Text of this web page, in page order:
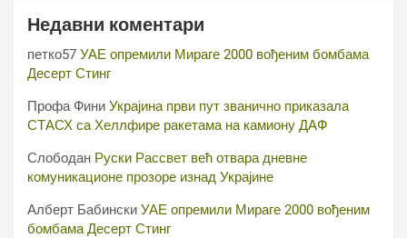
Недавни коментари
петко57 УАЕ опремили Мираге 2000 вођеним бомбама
Десерт Стинг
Профа Фини Украјина први пут званично приказала
СТАСХ са Хеллфире ракетама на камиону ДАФ
Слободан Руски Рассвет већ отвара дневне
комуникационе прозоре изнад Украјине
Алберт Бабински УАЕ опремили Мираге 2000 вођеним
бомбама Десерт Стинг